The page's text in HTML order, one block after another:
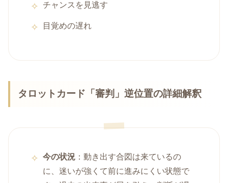
チャンスを見逃す
目覚めの遅れ
タロットカード「審判」逆位置の詳細解釈
今の状況 ：動き出す合図は来ているの
に、迷いが強くて前に進みにくい状態で